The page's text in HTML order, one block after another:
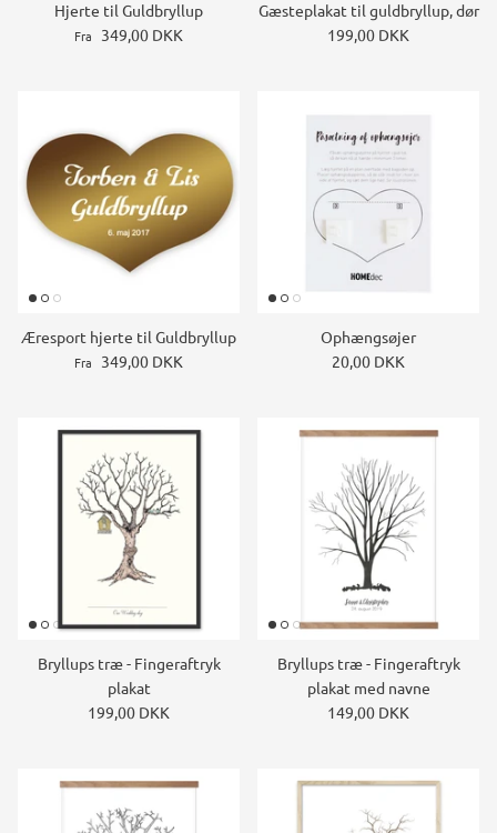
Konstruktions køretøj temafest
Katte temafest
Hjerte til Guldbryllup
Fra 349,00 DKK
Gæsteplakat til guldbryllup, dør
199,00 DKK
Æresport hjerte til Guldbryllup
Fra 349,00 DKK
Ophængsøjer
20,00 DKK
Bryllups træ - Fingeraftryk
plakat
199,00 DKK
Bryllups træ - Fingeraftryk
plakat med navne
149,00 DKK